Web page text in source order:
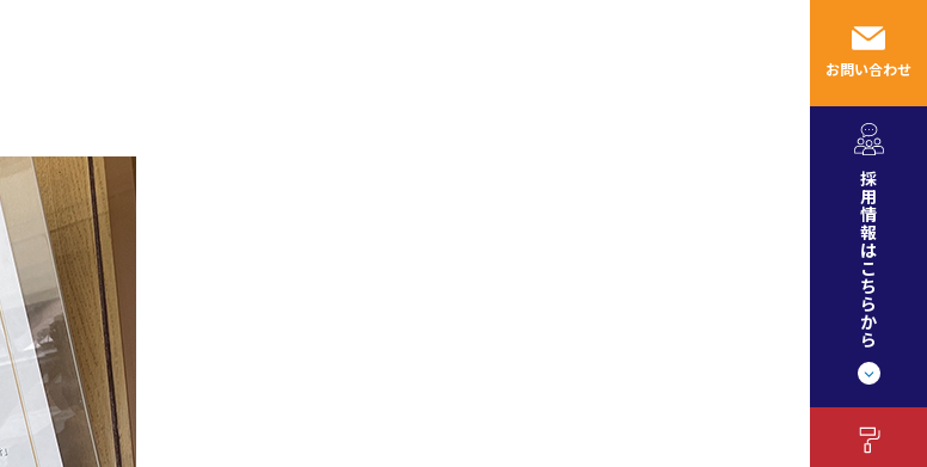
お問い合わせ
採
用
情
報
は
こ
ち
ら
か
ら